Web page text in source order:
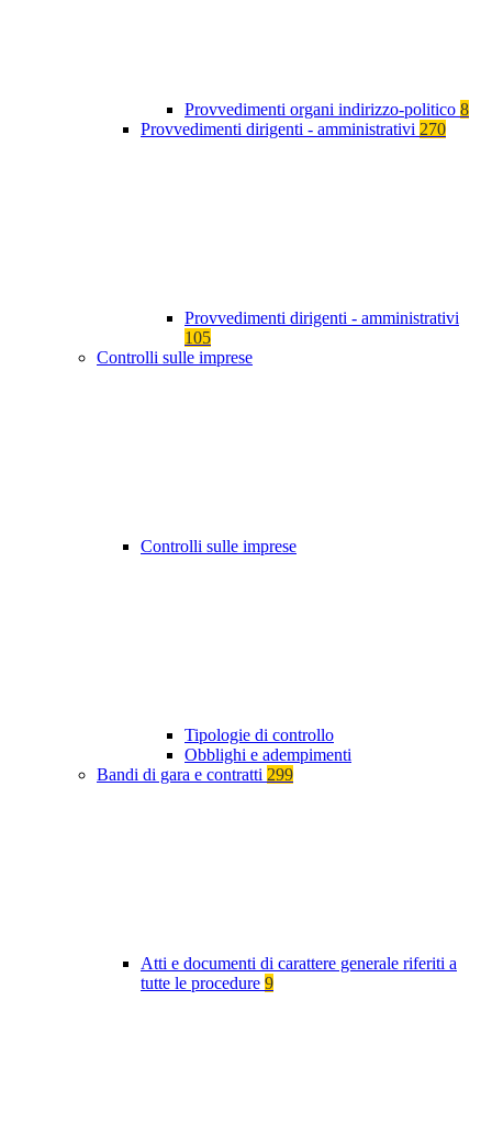
Provvedimenti organi indirizzo-politico 8
Provvedimenti dirigenti - amministrativi 270
Provvedimenti dirigenti - amministrativi
105
Controlli sulle imprese
Controlli sulle imprese
Tipologie di controllo
Obblighi e adempimenti
Bandi di gara e contratti 299
Atti e documenti di carattere generale riferiti a
tutte le procedure 9